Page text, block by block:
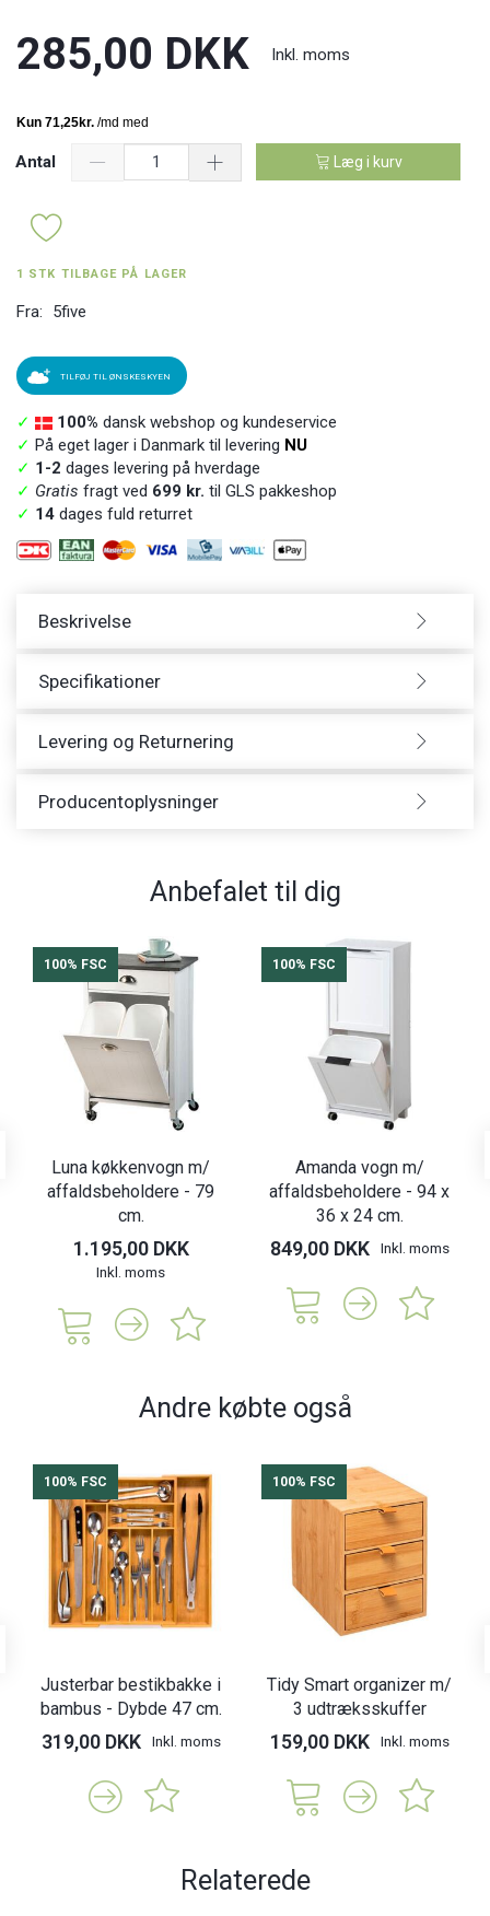
285,00 DKK Inkl. moms
Antal Læg i kurv
1 STK TILBAGE PÅ LAGER
Fra: 5five
TILFØJ TIL ØNSKESKYEN
✓ 100% dansk webshop og kundeservice
✓ På eget lager i Danmark til levering NU
✓ 1-2 dages levering på hverdage
✓ Gratis fragt ved 699 kr. til GLS pakkeshop
✓ 14 dages fuld returret
Beskrivelse
Specifikationer
Levering og Returnering
Producentoplysninger
Anbefalet til dig
100% FSC
Luna køkkenvogn m/
affaldsbeholdere - 79
cm.
1.195,00 DKK
Inkl. moms
100% FSC
Amanda vogn m/
affaldsbeholdere - 94 x
36 x 24 cm.
849,00 DKK Inkl. moms
Andre købte også
100% FSC
Justerbar bestikbakke i
bambus - Dybde 47 cm.
319,00 DKK Inkl. moms
100% FSC
Tidy Smart organizer m/
3 udtræksskuffer
159,00 DKK Inkl. moms
Relaterede